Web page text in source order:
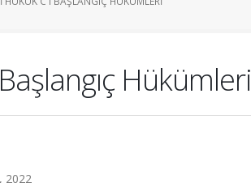
Hükümleri
2022